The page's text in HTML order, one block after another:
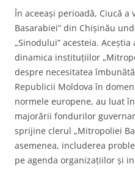
În aceeași perioadă, Ciucă
Basarabiei” din Chișinău
„Sinodului” acesteia.
dinamica instituțiilor
despre necesitatea
Republicii Moldova în
normele europene, au luat
majorării fondurilor
sprijine clerul „Mitropoliei
asemenea, includerea
pe agenda organizațiilor și